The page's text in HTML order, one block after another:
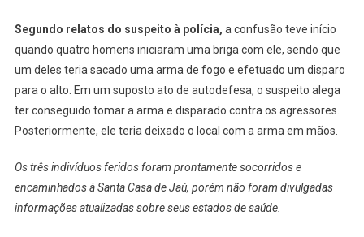
Segundo relatos do suspeito à polícia, a confusão teve início
quando quatro homens iniciaram uma briga com ele, sendo que
um deles teria sacado uma arma de fogo e efetuado um disparo
para o alto. Em um suposto ato de autodefesa, o suspeito alega
ter conseguido tomar a arma e disparado contra os agressores.
Posteriormente, ele teria deixado o local com a arma em mãos.
Os três indivíduos feridos foram prontamente socorridos e
encaminhados à Santa Casa de Jaú, porém não foram divulgadas
informações atualizadas sobre seus estados de saúde.